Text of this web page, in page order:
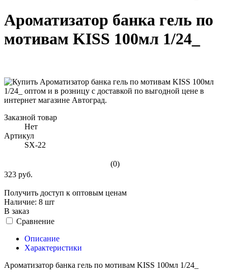
Ароматизатор банка гель по
мотивам KISS 100мл 1/24_
Заказной товар
Нет
Артикул
SX-22
(0)
323 руб.
Получить доступ к оптовым ценам
Наличие: 8 шт
В заказ
Сравнение
Описание
Характеристики
Ароматизатор банка гель по мотивам KISS 100мл 1/24_